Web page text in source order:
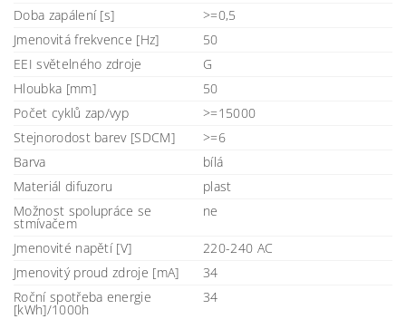
Doba zapálení [s]
>=0,5
Jmenovitá frekvence [Hz]
50
EEI světelného zdroje
G
Hloubka [mm]
50
Počet cyklů zap/vyp
>=15000
Stejnorodost barev [SDCM]
>=6
Barva
bílá
Materiál difuzoru
plast
Možnost spolupráce se
stmívačem
ne
Jmenovité napětí [V]
220-240 AC
Jmenovitý proud zdroje [mA]
34
Roční spotřeba energie
[kWh]/1000h
34